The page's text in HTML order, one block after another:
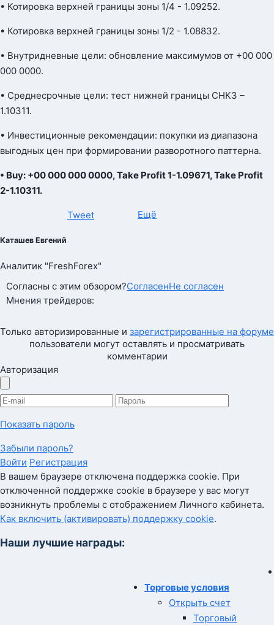
• Котировка верхней границы зоны 1/4 - 1.09252.
• Котировка верхней границы зоны 1/2 - 1.08832.
• Внутридневные цели: обновление максимумов от +00 000
000 0000.
• Среднесрочные цели: тест нижней границы СНКЗ –
1.10311.
• Инвестиционные рекомендации: покупки из диапазона
выгодных цен при формировании разворотного паттерна.
• Buy: +00 000 000 0000, Take Profit 1-1.09671, Take Profit
2-1.10311.
Tweet Ещё
Каташев Евгений
Аналитик "FreshForex"
Согласны с этим обзором?СогласенНе согласен
Мнения трейдеров:
Только авторизированные и зарегистрированные на форуме
пользователи могут оставлять и просматривать
комментарии
Авторизация
Показать пароль
Забыли пароль?
Войти Регистрация
В вашем браузере отключена поддержка cookie. При
отключенной поддержке cookie в браузере у вас могут
возникнуть проблемы с отображением Личного кабинета.
Как включить (активировать) поддержку cookie.
Наши лучшие награды:
Торговые условия
Открыть счет
Торговый